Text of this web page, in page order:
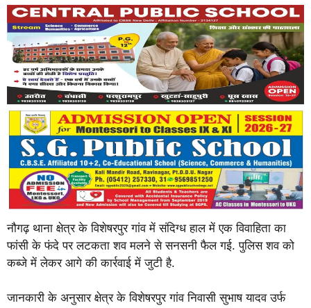
नौगढ़ थाना क्षेत्र के विशेषरपुर गांव में संदिग्ध हाल में एक विवाहिता का
फांसी के फंदे पर लटकता शव मलने से सनसनी फैल गई. पुलिस शव को
कब्जे में लेकर आगे की कार्रवाई में जुटी है.
जानकारी के अनुसार क्षेत्र के विशेषरपुर गांव निवासी सुभाष यादव उर्फ